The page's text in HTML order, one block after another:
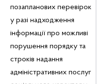
позапланових перевірок
у разі надходження
інформації про можливі
порушення порядку та
строків надання
адміністративних послуг